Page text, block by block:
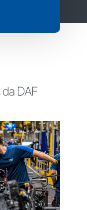
DAF